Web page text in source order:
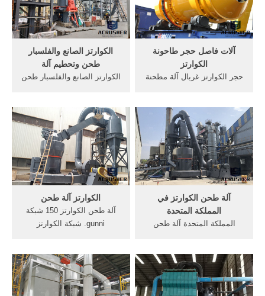
ألاتالتنقيب عن الذهب في
منطقة الهند.get price.
الكوارتز الصانع والفلسبار
طحن وتحطيم آلة
الكوارتز الصانع والفلسبار طحن
خلال الخطوط الساخنة وغيرها
من وسائل الاتصال الفورية.
آلات فاصل حجر طاحونة
الكوارتز
حجر الكوارتز غربال آلة مطحنة
الحجر فاصل معالجة أسعار
كسارات آلة المعدنية خلاطات
حقوق مصر كساراتمعالجة مع
آلات مجموعة المعدات الطحن.
الكوارتز آلة طحن
آلة طحن الكوارتز 150 شبكة
gunni. شبكة الكوارتز
الات طحن الطين الشركات
المصنعة محطم طن كل ساعة
من, المعدنية سحق، آلة طحن
آلة طحن الكوارتز في
المملكة المتحدة
المملكة المتحدة آلة طحن
طحن وسحق الحجارة الصغيرة
في المملكة دردشة مجانية اله
تكسير الحجارة صناعة فرنسية